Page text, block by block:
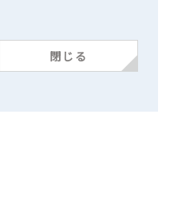
閉じる